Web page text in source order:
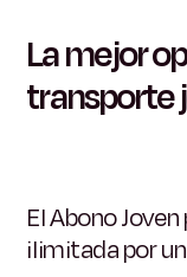
La mejor
transporte
El Abono
ilimitada por